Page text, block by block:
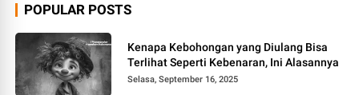
POPULAR POSTS
Kenapa Kebohongan yang Diulang Bisa
Terlihat Seperti Kebenaran, Ini Alasannya
Selasa, September 16, 2025